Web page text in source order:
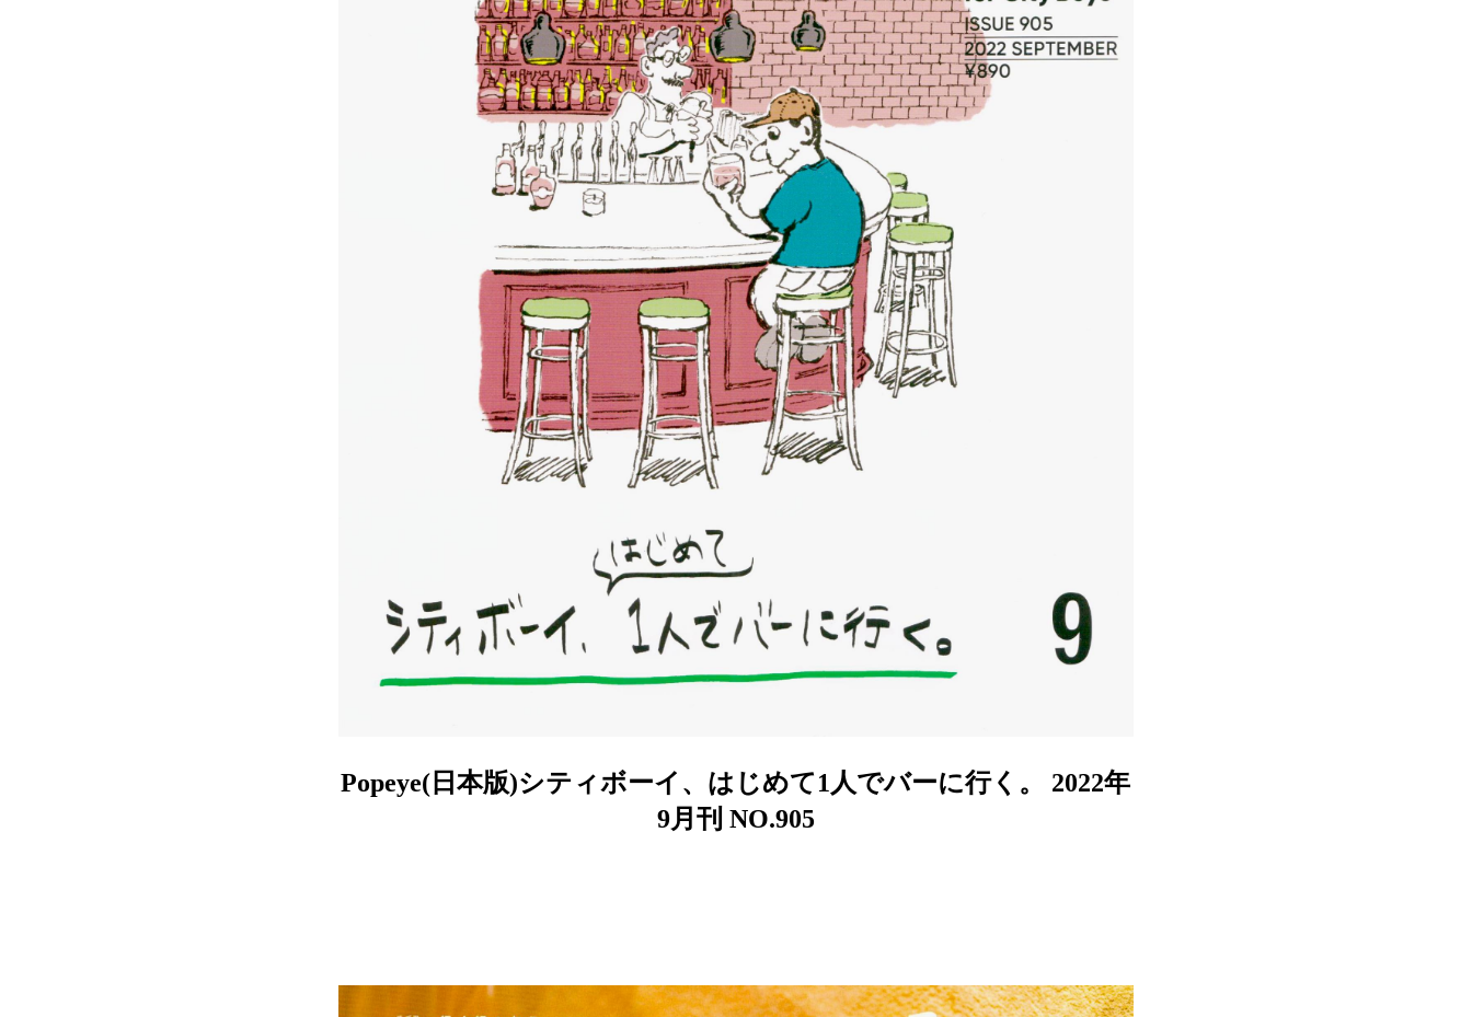
Popeye(日本版)シティボーイ、はじめて1人でバーに行く。 2022年
9月刊 NO.905